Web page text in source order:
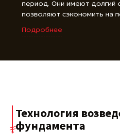
период. Они имеют долгий
позволяют сэкономить на
обслуживании
делают фундамент из
Подробнее
Технология
фундамента